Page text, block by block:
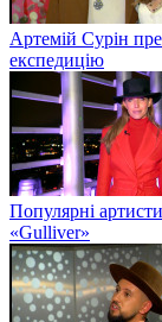
Артемій Сурін
експедицію
Популярні
«Gulliver»